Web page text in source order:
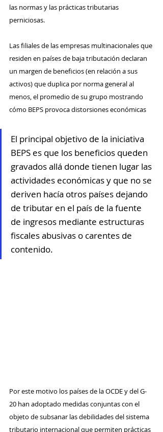
las normas y las prácticas tributarias
perniciosas.
Las filiales de las empresas multinacionales que
residen en países de baja tributación declaran
un margen de beneficios (en relación a sus
activos) que duplica por norma general al
menos, el promedio de su grupo mostrando
cómo BEPS provoca distorsiones económicas
El principal objetivo de la iniciativa
BEPS es que los beneficios queden
gravados allá donde tienen lugar las
actividades económicas y que no se
deriven hacía otros países dejando
de tributar en el país de la fuente
de ingresos mediante estructuras
fiscales abusivas o carentes de
contenido.
Por este motivo los países de la OCDE y del G-
20 han adoptado medidas conjuntas con el
objeto de subsanar las debilidades del sistema
tributario internacional que permiten prácticas